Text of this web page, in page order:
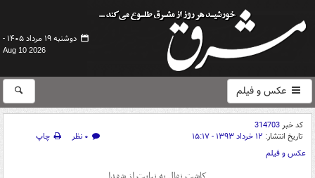
دوشنبه ۱۹ مرداد ۱۴۰۵ -
Aug 10 2026
عکس و فیلم
کد خبر314703
تاریخ انتشار: ۱۲ خرداد ۱۳۹۳ - ۱۵:۱۷ ۰ نظر
چاپ
عکس و فیلم